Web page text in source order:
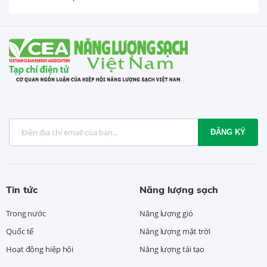
ĐĂNG KÝ
Tin tức
Trong nước
Quốc tế
Hoạt động hiệp hội
Năng lượng sạch
Năng lượng gió
Năng lượng mặt trời
Năng lượng tái tạo